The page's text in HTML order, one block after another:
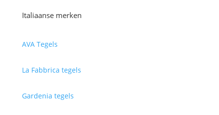
Italiaanse merken
AVA Tegels
La Fabbrica tegels
Gardenia tegels